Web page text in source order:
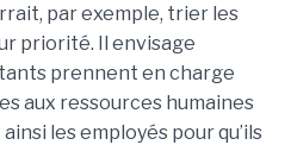
par exemple, trier les
priorité. Il envisage
prennent en charge
aux ressources humaines
les employés pour qu’ils